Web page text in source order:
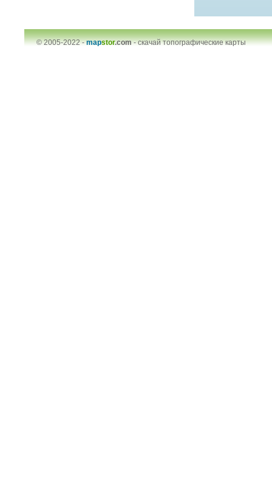
© 2005-2022 -mapstor.com-скачай топографические карты